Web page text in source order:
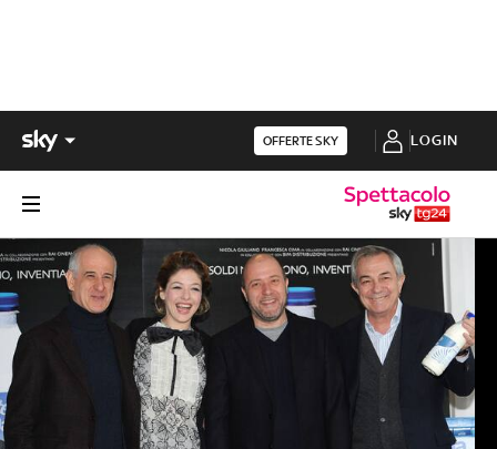
OFFERTE SKY LOGIN